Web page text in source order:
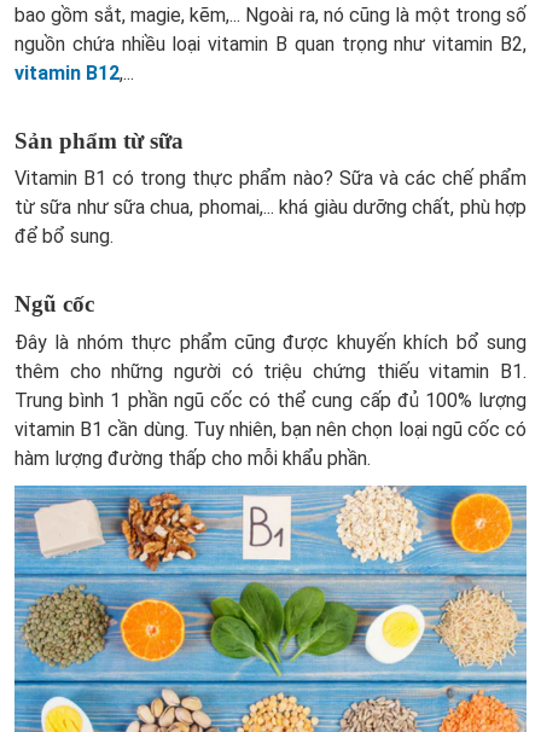
bao gồm sắt, magie, kẽm,... Ngoài ra, nó cũng là một trong số
nguồn chứa nhiều loại vitamin B quan trọng như vitamin B2,
vitamin B12,...
Sản phẩm từ sữa
Vitamin B1 có trong thực phẩm nào? Sữa và các chế phẩm
từ sữa như sữa chua, phomai,... khá giàu dưỡng chất, phù hợp
để bổ sung.
Ngũ cốc
Đây là nhóm thực phẩm cũng được khuyến khích bổ sung
thêm cho những người có triệu chứng thiếu vitamin B1.
Trung bình 1 phần ngũ cốc có thể cung cấp đủ 100% lượng
vitamin B1 cần dùng. Tuy nhiên, bạn nên chọn loại ngũ cốc có
hàm lượng đường thấp cho mỗi khẩu phần.